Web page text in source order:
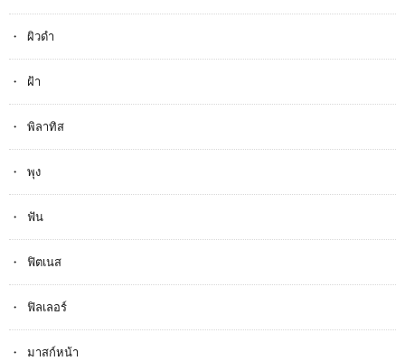
ผิวดำ
ฝ้า
พิลาทิส
พุง
ฟัน
ฟิตเนส
ฟิลเลอร์
มาสก์หน้า